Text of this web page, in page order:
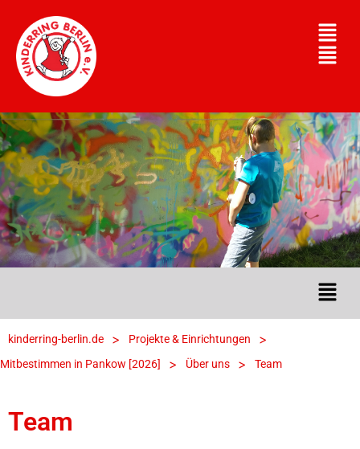
kinderring-berlin.de > Projekte & Einrichtungen >
Mitbestimmen in Pankow [2026] > Über uns > Team
Team